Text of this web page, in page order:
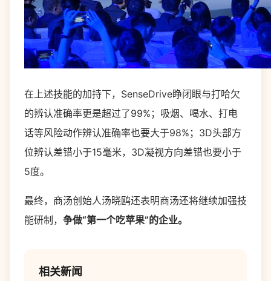
在上述技能的加持下，SenseDrive睁闭眼与打哈欠
的辨认准确率更是超过了99%；吸烟、喝水、打电
话等风险动作辨认准确率也要大于98%；3D头部方
位辨认差错小于15毫米，3D凝视方向差错也要小于
5度。
最终，商汤创始人汤晓鸥还表明商汤还将继续加强技
能研制， 争做“第一个吃苹果”的企业。
相关新闻